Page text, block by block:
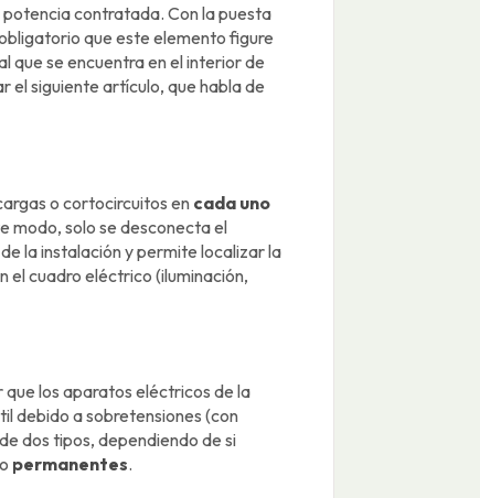
contratada. Con la puesta
que este elemento figure
que se encuentra en el interior de
el siguiente artículo, que habla de
o cortocircuitos en cada uno
modo, solo se desconecta el
la instalación y permite localizar la
cuadro eléctrico (iluminación,
los aparatos eléctricos de la
debido a sobretensiones (con
dos tipos, dependiendo de si
o permanentes.